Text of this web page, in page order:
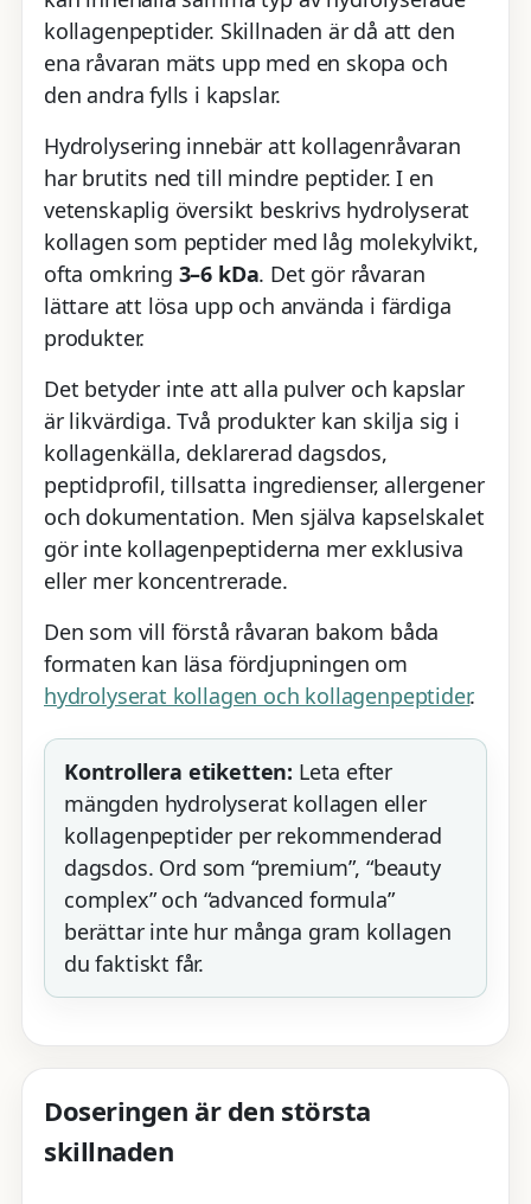
kollagenpeptider. Skillnaden är då att den
ena råvaran mäts upp med en skopa och
den andra fylls i kapslar.
Hydrolysering innebär att kollagenråvaran
har brutits ned till mindre peptider. I en
vetenskaplig översikt beskrivs hydrolyserat
kollagen som peptider med låg molekylvikt,
ofta omkring 3–6 kDa. Det gör råvaran
lättare att lösa upp och använda i färdiga
produkter.
Det betyder inte att alla pulver och kapslar
är likvärdiga. Två produkter kan skilja sig i
kollagenkälla, deklarerad dagsdos,
peptidprofil, tillsatta ingredienser, allergener
och dokumentation. Men själva kapselskalet
gör inte kollagenpeptiderna mer exklusiva
eller mer koncentrerade.
Den som vill förstå råvaran bakom båda
formaten kan läsa fördjupningen om
hydrolyserat kollagen och kollagenpeptider.
Kontrollera etiketten: Leta efter
mängden hydrolyserat kollagen eller
kollagenpeptider per rekommenderad
dagsdos. Ord som “premium”, “beauty
complex” och “advanced formula”
berättar inte hur många gram kollagen
du faktiskt får.
Doseringen är den största
skillnaden